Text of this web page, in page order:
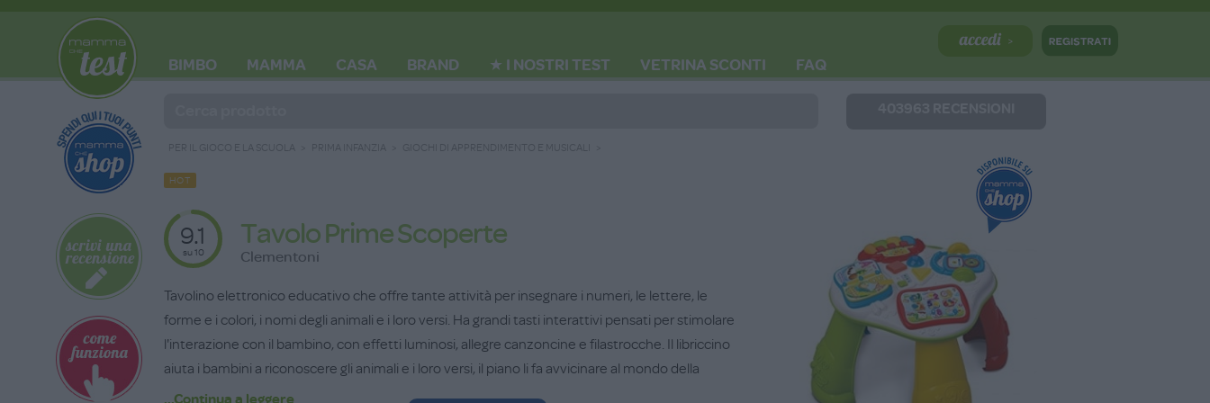
BIMBO MAMMA CASA BRAND ★ I NOSTRI TEST VETRINA SCONTI
FAQ
PER IL GIOCO E LA SCUOLA PRIMA INFANZIA GIOCHI DI APPRENDIMENTO E MUSICALI
HOT
9.1
su 10
Tavolo Prime Scoperte
Clementoni
Tavolino elettronico educativo che offre tante attività per insegnare i numeri, le lettere, le
forme e i colori, i nomi degli animali e i loro versi. Ha grandi tasti interattivi pensati per stimolare
l'interazione con il bambino, con effetti luminosi, allegre canzoncine e filastrocche. Il libriccino
aiuta i bambini a riconoscere gli animali e i loro versi, il piano li fa avvicinare al mondo della
musica e insegna le prime lettere, gli ingranaggi portano alla scoperta dei primi numeri e
...Continua a leggere